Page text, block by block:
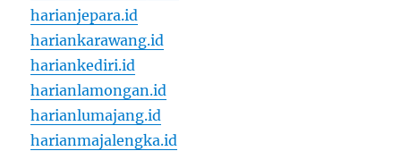
harianjepara.id
hariankarawang.id
hariankediri.id
harianlamongan.id
harianlumajang.id
harianmajalengka.id